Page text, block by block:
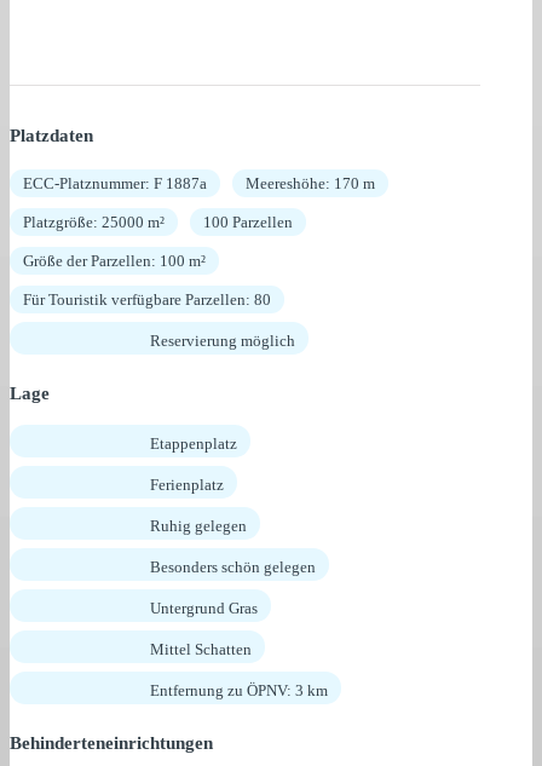
Platzdaten
ECC-Platznummer: F 1887a Meereshöhe: 170 m
Platzgröße: 25000 m² 100 Parzellen
Größe der Parzellen: 100 m²
Für Touristik verfügbare Parzellen: 80
Reservierung möglich
Lage
Etappenplatz
Ferienplatz
Ruhig gelegen
Besonders schön gelegen
Untergrund Gras
Mittel Schatten
Entfernung zu ÖPNV: 3 km
Behinderteneinrichtungen